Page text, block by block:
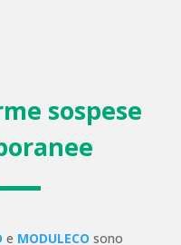
sospese
e MODULECO sono